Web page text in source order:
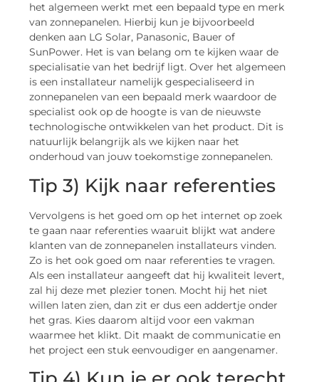
het algemeen werkt met een bepaald type en merk
van zonnepanelen. Hierbij kun je bijvoorbeeld
denken aan LG Solar, Panasonic, Bauer of
SunPower. Het is van belang om te kijken waar de
specialisatie van het bedrijf ligt. Over het algemeen
is een installateur namelijk gespecialiseerd in
zonnepanelen van een bepaald merk waardoor de
specialist ook op de hoogte is van de nieuwste
technologische ontwikkelen van het product. Dit is
natuurlijk belangrijk als we kijken naar het
onderhoud van jouw toekomstige zonnepanelen.
Tip 3) Kijk naar referenties
Vervolgens is het goed om op het internet op zoek
te gaan naar referenties waaruit blijkt wat andere
klanten van de zonnepanelen installateurs vinden.
Zo is het ook goed om naar referenties te vragen.
Als een installateur aangeeft dat hij kwaliteit levert,
zal hij deze met plezier tonen. Mocht hij het niet
willen laten zien, dan zit er dus een addertje onder
het gras. Kies daarom altijd voor een vakman
waarmee het klikt. Dit maakt de communicatie en
het project een stuk eenvoudiger en aangenamer.